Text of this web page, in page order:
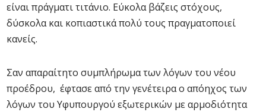
είναι πράγματι τιτάνιο. Εύκολα βάζεις στόχους,
δύσκολα και κοπιαστικά πολύ τους πραγματοποιεί
κανείς.
Σαν απαραίτητο συμπλήρωμα των λόγων του νέου
προέδρου, έφτασε από την γενέτειρα ο απόηχος των
λόγων του Υφυπουργού εξωτερικών με αρμοδιότητα